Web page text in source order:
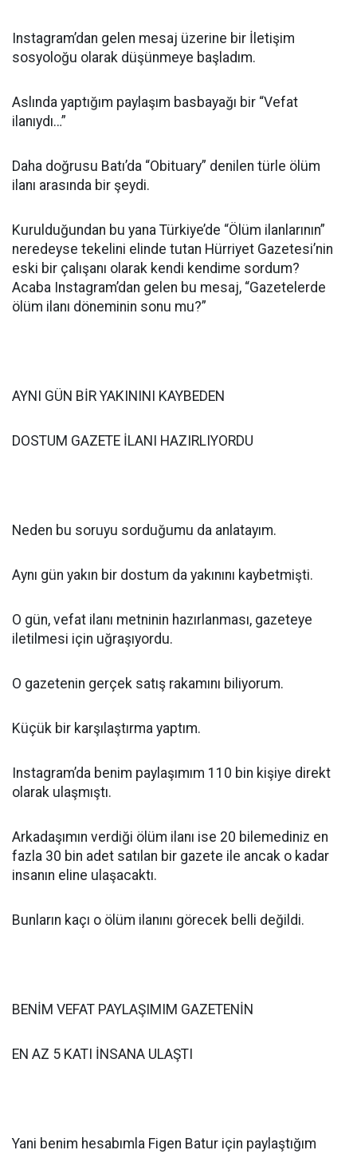
Instagram’dan gelen mesaj üzerine bir İletişim
sosyoloğu olarak düşünmeye başladım.
Aslında yaptığım paylaşım basbayağı bir “Vefat
ilanıydı…”
Daha doğrusu Batı’da “Obituary” denilen türle ölüm
ilanı arasında bir şeydi.
Kurulduğundan bu yana Türkiye’de “Ölüm ilanlarının”
neredeyse tekelini elinde tutan Hürriyet Gazetesi’nin
eski bir çalışanı olarak kendi kendime sordum?
Acaba Instagram’dan gelen bu mesaj, “Gazetelerde
ölüm ilanı döneminin sonu mu?”
AYNI GÜN BİR YAKININI KAYBEDEN
DOSTUM GAZETE İLANI HAZIRLIYORDU
Neden bu soruyu sorduğumu da anlatayım.
Aynı gün yakın bir dostum da yakınını kaybetmişti.
O gün, vefat ilanı metninin hazırlanması, gazeteye
iletilmesi için uğraşıyordu.
O gazetenin gerçek satış rakamını biliyorum.
Küçük bir karşılaştırma yaptım.
Instagram’da benim paylaşımım 110 bin kişiye direkt
olarak ulaşmıştı.
Arkadaşımın verdiği ölüm ilanı ise 20 bilemediniz en
fazla 30 bin adet satılan bir gazete ile ancak o kadar
insanın eline ulaşacaktı.
Bunların kaçı o ölüm ilanını görecek belli değildi.
BENİM VEFAT PAYLAŞIMIM GAZETENİN
EN AZ 5 KATI İNSANA ULAŞTI
Yani benim hesabımla Figen Batur için paylaştığım